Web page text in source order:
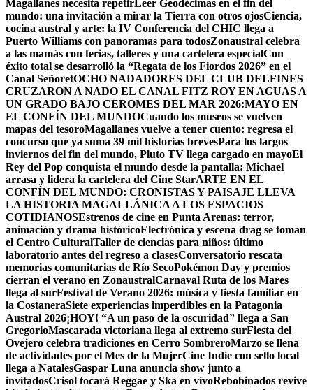
Magallanes necesita repetirLeer Geodécimas en el fin del
mundo: una invitación a mirar la Tierra con otros ojosCiencia,
cocina austral y arte: la IV Conferencia del CHIC llega a
Puerto Williams con panoramas para todosZonaustral celebra
a las mamás con ferias, talleres y una cartelera especialCon
éxito total se desarrolló la “Regata de los Fiordos 2026” en el
Canal SeñoretOCHO NADADORES DEL CLUB DELFINES
CRUZARON A NADO EL CANAL FITZ ROY EN AGUAS A
UN GRADO BAJO CEROMES DEL MAR 2026:MAYO EN
EL CONFÍN DEL MUNDOCuando los museos se vuelven
mapas del tesoroMagallanes vuelve a tener cuento: regresa el
concurso que ya suma 39 mil historias brevesPara los largos
inviernos del fin del mundo, Pluto TV llega cargado en mayoEl
Rey del Pop conquista el mundo desde la pantalla: Michael
arrasa y lidera la cartelera del Cine StarARTE EN EL
CONFÍN DEL MUNDO: CRONISTAS Y PAISAJE LLEVA
LA HISTORIA MAGALLÁNICA A LOS ESPACIOS
COTIDIANOSEstrenos de cine en Punta Arenas: terror,
animación y drama históricoElectrónica y escena drag se toman
el Centro CulturalTaller de ciencias para niños: último
laboratorio antes del regreso a clasesConversatorio rescata
memorias comunitarias de Río SecoPokémon Day y premios
cierran el verano en ZonaustralCarnaval Ruta de los Mares
llega al surFestival de Verano 2026: música y fiesta familiar en
la CostaneraSiete experiencias imperdibles en la Patagonia
Austral 2026¡HOY! “A un paso de la oscuridad” llega a San
GregorioMascarada victoriana llega al extremo surFiesta del
Ovejero celebra tradiciones en Cerro SombreroMarzo se llena
de actividades por el Mes de la MujerCine Indie con sello local
llega a NatalesGaspar Luna anuncia show junto a
invitadosCrisol tocará Reggae y Ska en vivoRebobinados revive